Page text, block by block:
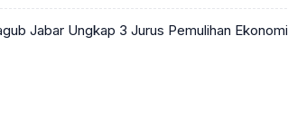
Jabar Ungkap 3 Jurus Pemulihan Ekonomi